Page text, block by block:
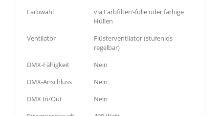
Farbwahl
via Farbfilter/-folie oder farbige
Hüllen
Ventilator
Flüsterventilator (stufenlos
regelbar)
DMX-Fähigkeit
Nein
DMX-Anschluss
Nein
DMX In/Out
Nein